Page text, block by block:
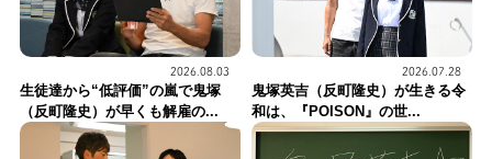
2026.08.03
生徒達から“低評価”の嵐で鬼塚
（反町隆史）が早くも解雇の...
2026.07.28
鬼塚英吉（反町隆史）が生きる令
和は、『POISON』の世...